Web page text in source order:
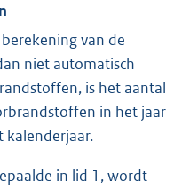
van de
niet automatisch
is het aantal
in het jaar
kalenderjaar.
in lid 1, wordt